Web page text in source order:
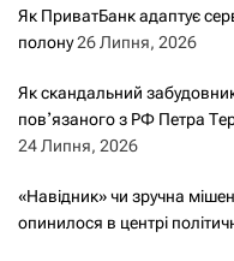
Як ПриватБанк адаптує
полону26 Липня, 2026
Як скандальний
повʼязаного з РФ Петра
24 Липня, 2026
«Навідник» чи зручна
опинилося в центрі